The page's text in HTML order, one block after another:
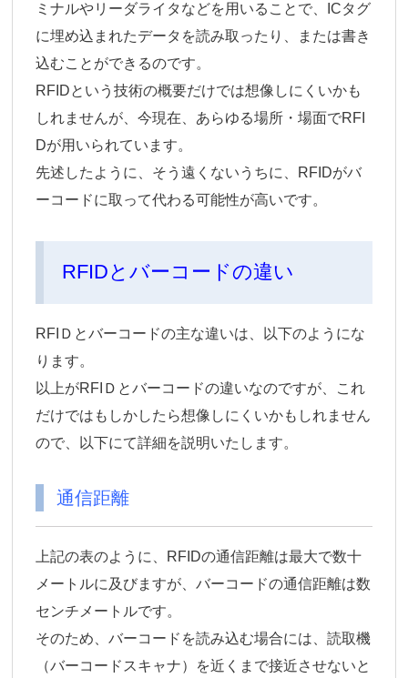
ミナルやリーダライタなどを用いることで、ICタグ
に埋め込まれたデータを読み取ったり、または書き
込むことができるのです。
RFIDという技術の概要だけでは想像しにくいかも
しれませんが、今現在、あらゆる場所・場面でRFI
Dが用いられています。
先述したように、そう遠くないうちに、RFIDがバ
ーコードに取って代わる可能性が高いです。
RFIDとバーコードの違い
RFIＤとバーコードの主な違いは、以下のようにな
ります。
以上がRFIＤとバーコードの違いなのですが、これ
だけではもしかしたら想像しにくいかもしれません
ので、以下にて詳細を説明いたします。
通信距離
上記の表のように、RFIDの通信距離は最大で数十
メートルに及びますが、バーコードの通信距離は数
センチメートルです。
そのため、バーコードを読み込む場合には、読取機
（バーコードスキャナ）を近くまで接近させないと